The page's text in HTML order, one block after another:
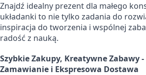
Znajdź idealny prezent dla małego
układanki to nie tylko zadania do
inspiracja do tworzenia i wspólnej
radość z nauką.
Szybkie Zakupy, Kreatywne Zabawy
Zamawianie i Ekspresowa Dostawa